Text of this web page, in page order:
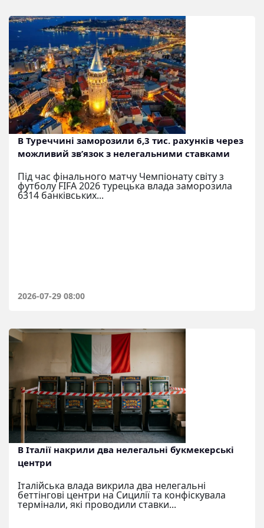
В Туреччині заморозили 6,3 тис. рахунків через
можливий зв’язок з нелегальними ставками
Під час фінального матчу Чемпіонату світу з
футболу FIFA 2026 турецька влада заморозила
6314 банківських...
2026-07-29 08:00
В Італії накрили два нелегальні букмекерські
центри
Італійська влада викрила два нелегальні
беттінгові центри на Сицилії та конфіскувала
термінали, які проводили ставки...